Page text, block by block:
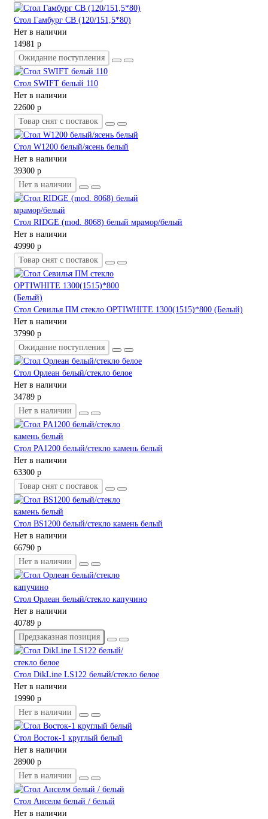
Стол Гамбург СВ (120/151,5*80)
Нет в наличии
14981 р
Ожидание поступления
Стол SWIFT белый 110
Нет в наличии
22600 р
Товар снят с поставок
Стол W1200 белый/ясень белый
Нет в наличии
39300 р
Нет в наличии
Стол RIDGE (mod. 8068) белый мрамор/белый
Нет в наличии
49990 р
Товар снят с поставок
Стол Севилья ПМ стекло OPTIWHITE 1300(1515)*800 (Белый)
Нет в наличии
37990 р
Ожидание поступления
Стол Орлеан белый/стекло белое
Нет в наличии
34789 р
Нет в наличии
Стол PA1200 белый/стекло камень белый
Нет в наличии
63300 р
Товар снят с поставок
Стол BS1200 белый/стекло камень белый
Нет в наличии
66790 р
Нет в наличии
Стол Орлеан белый/стекло капучино
Нет в наличии
40789 р
Предзаказная позиция
Стол DikLine LS122 белый/стекло белое
Нет в наличии
19990 р
Нет в наличии
Стол Восток-1 круглый белый
Нет в наличии
28900 р
Нет в наличии
Стол Анселм белый / белый
Нет в наличии